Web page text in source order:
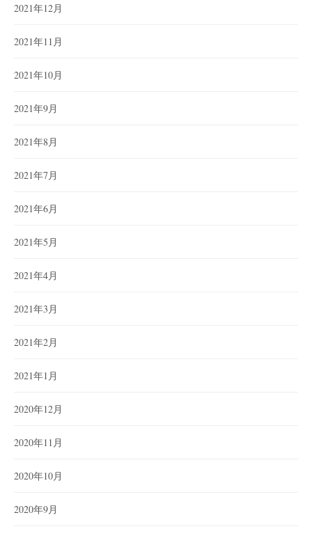
2021年12月
2021年11月
2021年10月
2021年9月
2021年8月
2021年7月
2021年6月
2021年5月
2021年4月
2021年3月
2021年2月
2021年1月
2020年12月
2020年11月
2020年10月
2020年9月